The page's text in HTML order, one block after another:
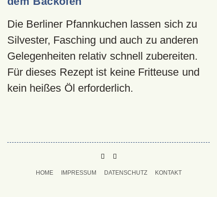
Die Berliner Pfannkuchen lassen sich zu
Silvester, Fasching und auch zu anderen
Gelegenheiten relativ schnell zubereiten.
Für dieses Rezept ist keine Fritteuse und
kein heißes Öl erforderlich.
TO
HOME IMPRESSUM DATENSCHUTZ KONTAKT